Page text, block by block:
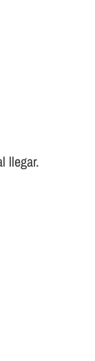
llegar.